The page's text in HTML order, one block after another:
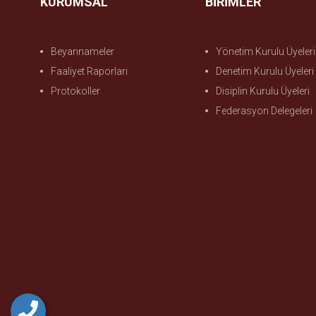
Beyannameler
Faaliyet Raporları
Protokoller
Yönetim Kurulu Üyeleri
Denetim Kurulu Üyeleri
Disiplin Kurulu Üyeleri
Federasyon Delegeleri